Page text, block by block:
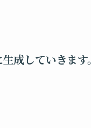
成していきます。